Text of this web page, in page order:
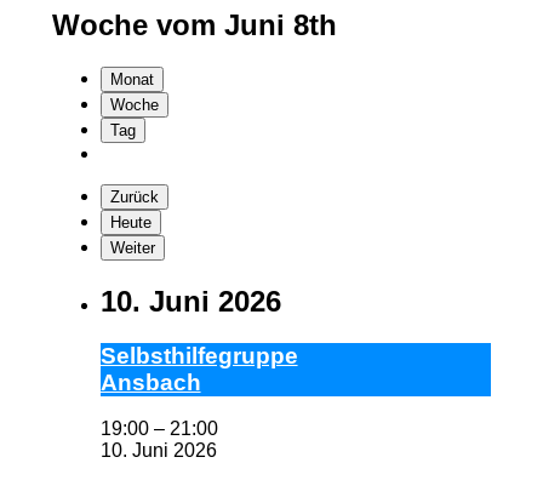
Woche vom Juni 8th
Monat
Woche
Tag
Zurück
Heute
Weiter
10. Juni 2026
Selbst­hil­fe­grup­pe
Ans­bach
19:00 – 21:00
10. Juni 2026